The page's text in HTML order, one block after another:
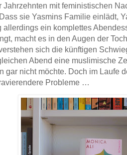
Jahrzehnten mit feministischen
sie Yasmins Familie einlädt,
allerdings ein komplettes
macht es in den Augen der
sich die künftigen
Abend eine muslimische
gar nicht möchte. Doch im Laufe
Probleme …